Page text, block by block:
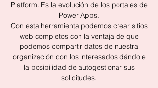
Platform. Es la evolución de los portales de
Power Apps.
Con esta herramienta podemos crear sitios
web completos con la ventaja de que
podemos compartir datos de nuestra
organización con los interesados dándole
la posibilidad de autogestionar sus